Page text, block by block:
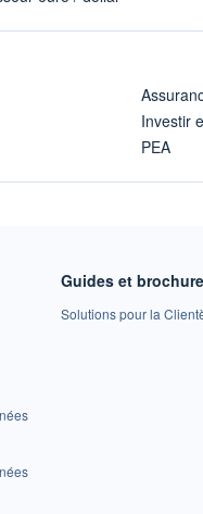
Investir
PEA
Guides et
Solutions pour la